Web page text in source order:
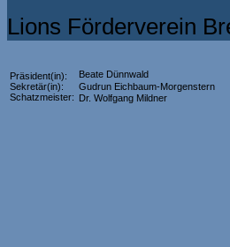
Lions Förderverein
Präsident(in):
Sekretär(in):
Schatzmeister:
Beate Dünnwald
Gudrun Eichbaum-Morgenstern
Dr. Wolfgang Mildner